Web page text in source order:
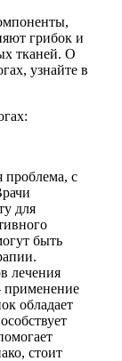
грибок и
тканей. О
узнайте в
проблема, с
для
быть
лечения
применение
обладает
стоит